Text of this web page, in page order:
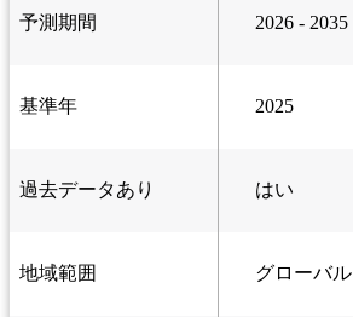
予測期間 2026 - 2035
基準年 2025
過去データあり はい
地域範囲 グローバル